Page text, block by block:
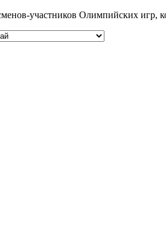
участников Олимпийских